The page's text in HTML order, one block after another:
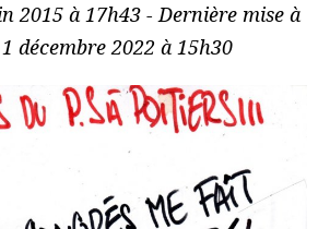
2015 à 17h43 - Dernière mise à
décembre 2022 à 15h30